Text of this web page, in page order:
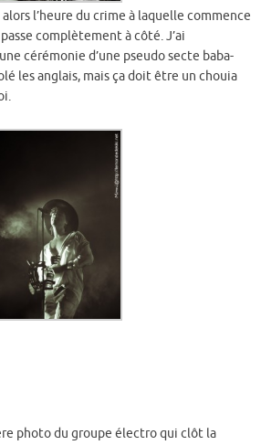
alors l’heure du crime à laquelle commence
complètement à côté. J’ai
cérémonie d’une pseudo secte baba-
les anglais, mais ça doit être un chouia
photo du groupe électro qui clôt la